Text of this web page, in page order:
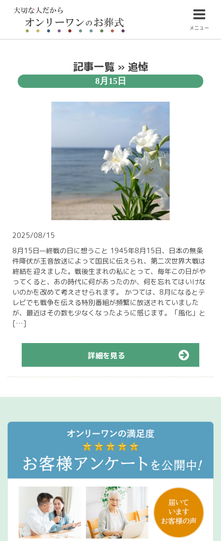
メニュー
記事一覧 » 追悼
8月15日
2025/08/15
8月15日—終戦の日に想うこと 1945年8月15日、日本の無条
件降伏が玉音放送によって国民に伝えられ、第二次世界大戦は
終結を迎えました。戦後生まれの私にとって、毎年この日がや
ってくると、あの時代に何があったのか、何を忘れてはいけな
いのかを改めて考えさせられます。 かつては、8月になるとテ
レビでも戦争を伝える特別番組が頻繁に放送されていました
が、最近はその数も少なくなったように感じます。「風化」と
[…]
詳細を見る